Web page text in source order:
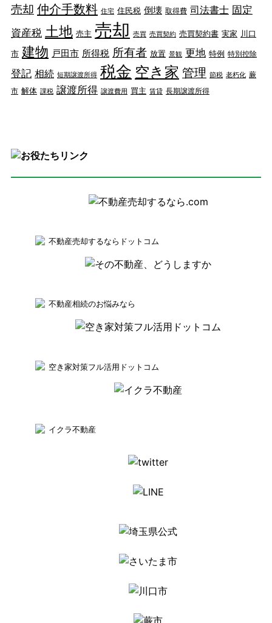
売却 仲介手数料 住宅 住民税 倒壊 取得費 司法書士 固定
資産税 土地 売主 売却 売買 売買契約 売買契約書 実家 川口
市 建物 戸田市 所得税 所有者 放置 景観 更地 特例 特別控除
登記 相続 短期譲渡所得 税金 空き家 管理 節税 老朽化 蕨
市 解体 課税 譲渡所得 譲渡費用 買主 賃貸 長期譲渡所得
不動産売却するならドットコム
不動産相続のお悩みなら
空き家対策フル活用ドットコム
イクラ不動産